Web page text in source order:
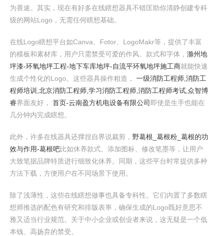
为畏途。其实，现在有好多在线瞎想器具不错匡助你清静创建专科
级的网站Logo，无需任何瞎想基础。
在线Logo瞎想平台如Canva、Fotor、LogoMakr等，提供了丰富
的模板和素材库，用户只需禁受可爱的作风、款式和字体， 滁州地
坪漆-环氧地坪工程-地下车库地坪-自流平环氧地坪施工商就能快速
生成个性化的Logo。这些器具操作粗造， 一级消防工程师,消防工
程师培训,北京消防工程师,学习消防工程师,消防工程师考试,众智博
睿界面友好， 首页-云南盈方机电设备有限公司 即使是生手也能在
几分钟内完成瞎想。
此外，许多在线器具还撑捏自界说裁剪， 野葛根_葛根粉_葛根的功
效与作用-葛根吧比如休养款式、添加图标、修改笔墨等，让用户
大致笔据品牌特质进行细致化休养。同期，这些平台时常提供多种
方法下载，方便用户在不同场景下使用。
除了浅薄性，这些在线瞎想做事也具备专科性。它们内置了多数瞎
想师推选的配色有研究和排版表率，确保生成的Logo既好意思不
雅又适当行业规范。关于中小企业或创业者来说，这无疑是一个低
本钱、高扬弃的禁受。